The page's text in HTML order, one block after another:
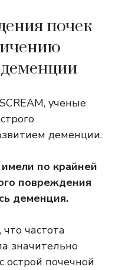
почек
ученые
деменции.
по крайней
повреждения
деменция.
частота
значительно
острой почечной